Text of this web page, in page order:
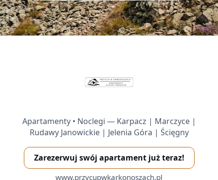
Apartamenty • Noclegi — Karpacz | Marczyce |
Rudawy Janowickie | Jelenia Góra | Ścięgny
Zarezerwuj swój apartament już teraz!
www.przycupwkarkonoszach.pl